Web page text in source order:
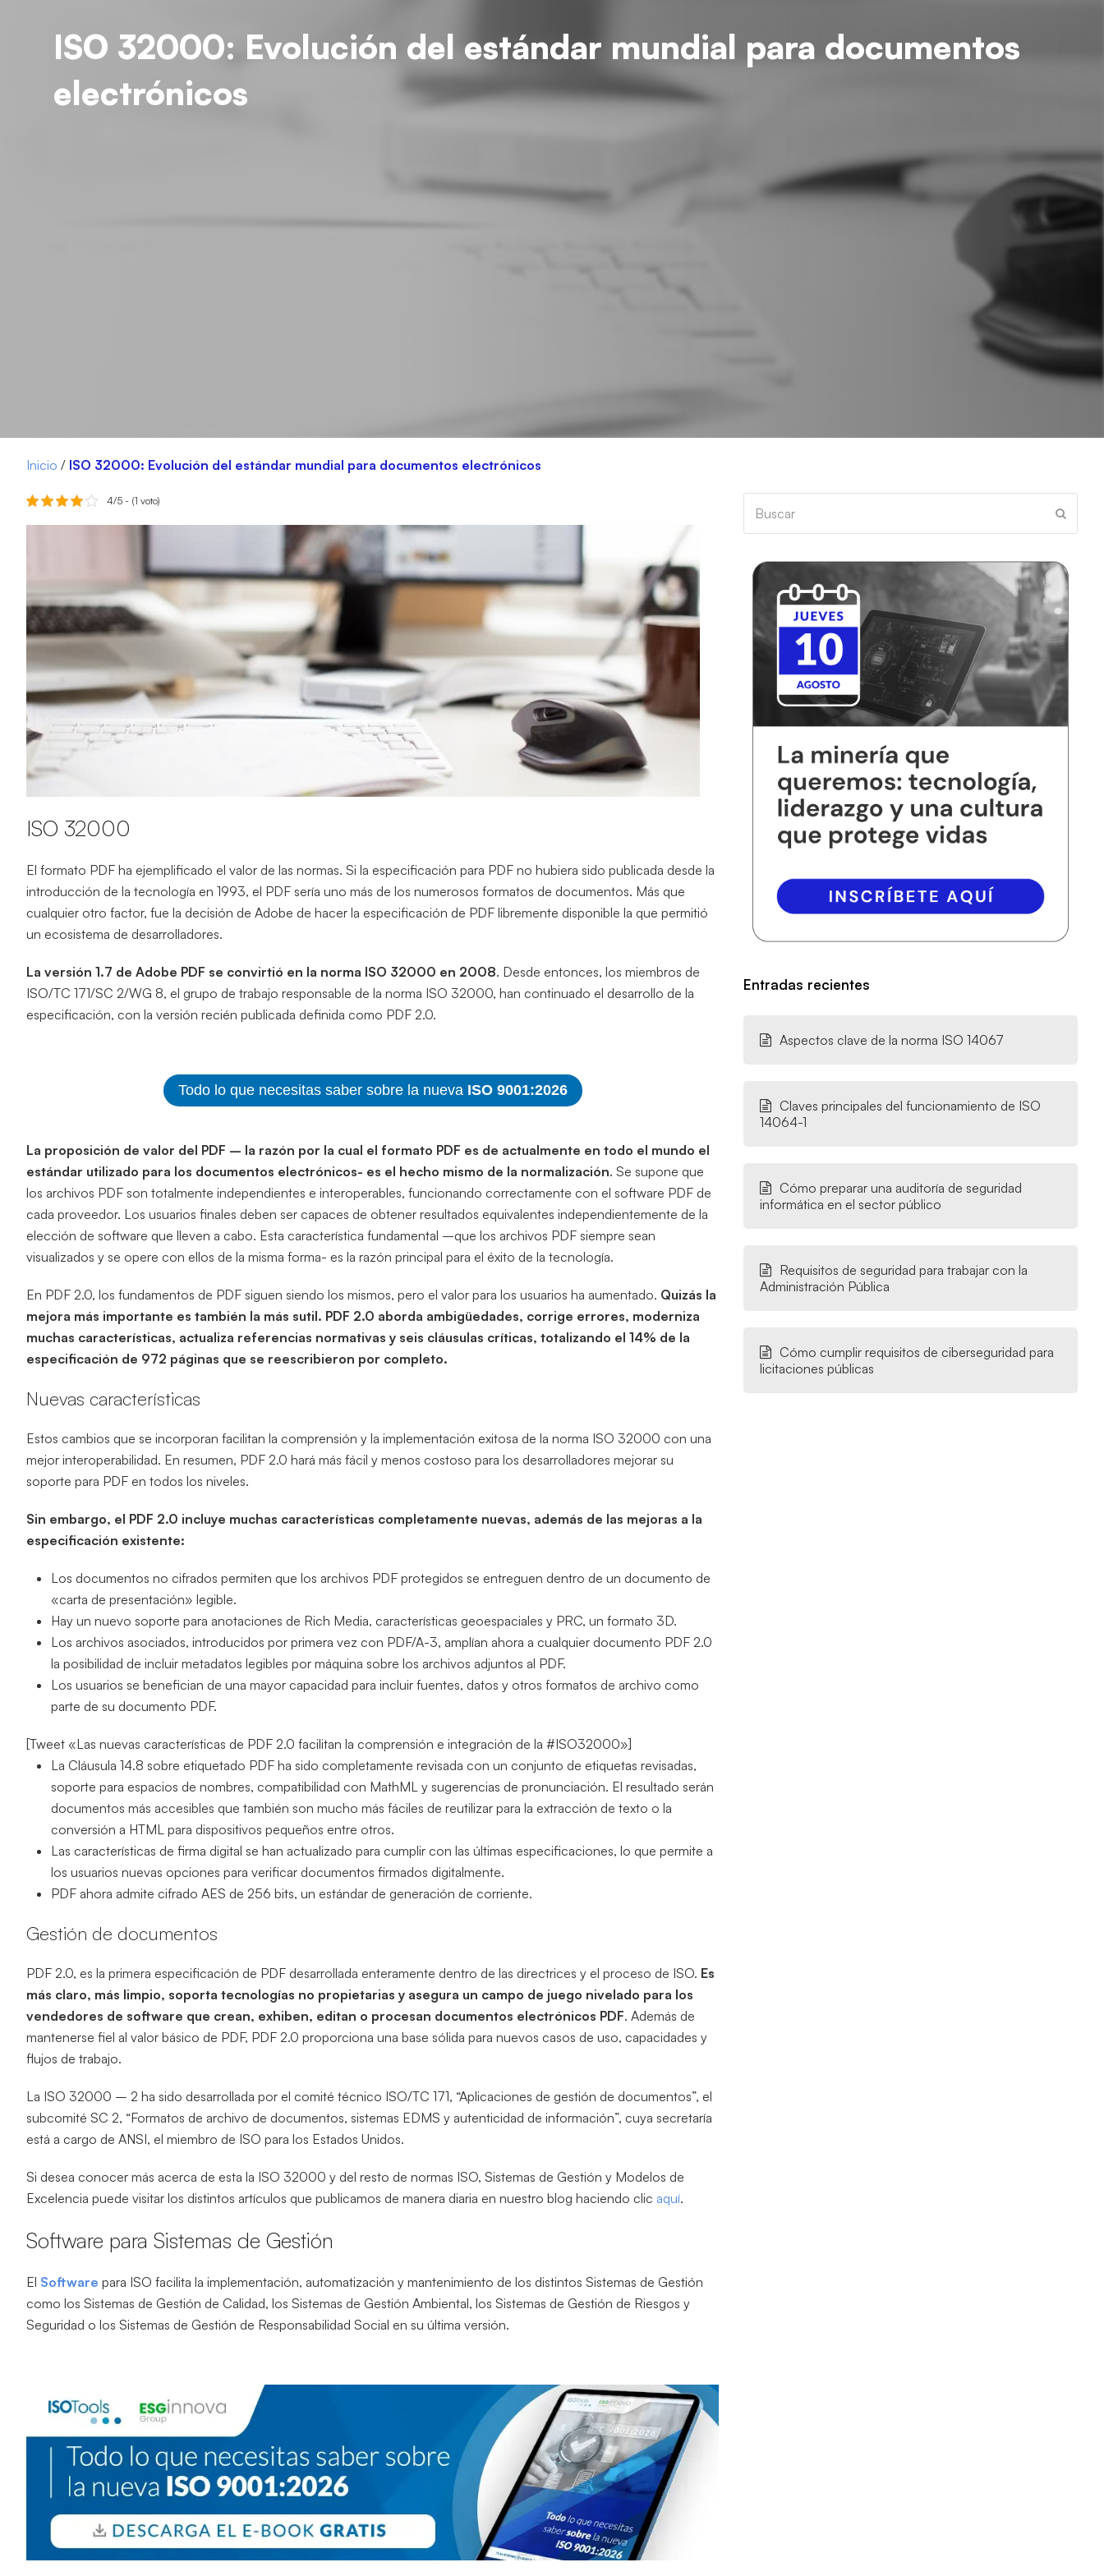
ISO 32000: Evolución del estándar mundial para documentos
electrónicos
Inicio / ISO 32000: Evolución del estándar mundial para documentos electrónicos
4/5 - (1 voto)
ISO 32000
El formato PDF ha ejemplificado el valor de las normas. Si la especificación para PDF no hubiera sido publicada desde la
introducción de la tecnología en 1993, el PDF sería uno más de los numerosos formatos de documentos. Más que
cualquier otro factor, fue la decisión de Adobe de hacer la especificación de PDF libremente disponible la que permitió
un ecosistema de desarrolladores.
La versión 1.7 de Adobe PDF se convirtió en la norma ISO 32000 en 2008. Desde entonces, los miembros de
ISO/TC 171/SC 2/WG 8, el grupo de trabajo responsable de la norma ISO 32000, han continuado el desarrollo de la
especificación, con la versión recién publicada definida como PDF 2.0.
Todo lo que necesitas saber sobre la nueva ISO 9001:2026
La proposición de valor del PDF – la razón por la cual el formato PDF es de actualmente en todo el mundo el
estándar utilizado para los documentos electrónicos- es el hecho mismo de la normalización. Se supone que
los archivos PDF son totalmente independientes e interoperables, funcionando correctamente con el software PDF de
cada proveedor. Los usuarios finales deben ser capaces de obtener resultados equivalentes independientemente de la
elección de software que lleven a cabo. Esta característica fundamental –que los archivos PDF siempre sean
visualizados y se opere con ellos de la misma forma- es la razón principal para el éxito de la tecnología.
En PDF 2.0, los fundamentos de PDF siguen siendo los mismos, pero el valor para los usuarios ha aumentado. Quizás la
mejora más importante es también la más sutil. PDF 2.0 aborda ambigüedades, corrige errores, moderniza
muchas características, actualiza referencias normativas y seis cláusulas críticas, totalizando el 14% de la
especificación de 972 páginas que se reescribieron por completo.
Nuevas características
Estos cambios que se incorporan facilitan la comprensión y la implementación exitosa de la norma ISO 32000 con una
mejor interoperabilidad. En resumen, PDF 2.0 hará más fácil y menos costoso para los desarrolladores mejorar su
soporte para PDF en todos los niveles.
Sin embargo, el PDF 2.0 incluye muchas características completamente nuevas, además de las mejoras a la
especificación existente:
Los documentos no cifrados permiten que los archivos PDF protegidos se entreguen dentro de un documento de
«carta de presentación» legible.
Hay un nuevo soporte para anotaciones de Rich Media, características geoespaciales y PRC, un formato 3D.
Los archivos asociados, introducidos por primera vez con PDF/A-3, amplían ahora a cualquier documento PDF 2.0
la posibilidad de incluir metadatos legibles por máquina sobre los archivos adjuntos al PDF.
Los usuarios se benefician de una mayor capacidad para incluir fuentes, datos y otros formatos de archivo como
parte de su documento PDF.
[Tweet «Las nuevas características de PDF 2.0 facilitan la comprensión e integración de la #ISO32000»]
La Cláusula 14.8 sobre etiquetado PDF ha sido completamente revisada con un conjunto de etiquetas revisadas,
soporte para espacios de nombres, compatibilidad con MathML y ​​sugerencias de pronunciación. El resultado serán
documentos más accesibles que también son mucho más fáciles de reutilizar para la extracción de texto o la
conversión a HTML para dispositivos pequeños entre otros.
Las características de firma digital se han actualizado para cumplir con las últimas especificaciones, lo que permite a
los usuarios nuevas opciones para verificar documentos firmados digitalmente.
PDF ahora admite cifrado AES de 256 bits, un estándar de generación de corriente.
Gestión de documentos
PDF 2.0, es la primera especificación de PDF desarrollada enteramente dentro de las directrices y el proceso de ISO. Es
más claro, más limpio, soporta tecnologías no propietarias y asegura un campo de juego nivelado para los
vendedores de software que crean, exhiben, editan o procesan documentos electrónicos PDF. Además de
mantenerse fiel al valor básico de PDF, PDF 2.0 proporciona una base sólida para nuevos casos de uso, capacidades y
flujos de trabajo.
La ISO 32000 – 2 ha sido desarrollada por el comité técnico ISO/TC 171, “Aplicaciones de gestión de documentos”, el
subcomité SC 2, “Formatos de archivo de documentos, sistemas EDMS y autenticidad de información”, cuya secretaría
está a cargo de ANSI, el miembro de ISO para los Estados Unidos.
Si desea conocer más acerca de esta la ISO 32000 y del resto de normas ISO, Sistemas de Gestión y Modelos de
Excelencia puede visitar los distintos artículos que publicamos de manera diaria en nuestro blog haciendo clic aquí.
Software para Sistemas de Gestión
El Software para ISO facilita la implementación, automatización y mantenimiento de los distintos Sistemas de Gestión
como los Sistemas de Gestión de Calidad, los Sistemas de Gestión Ambiental, los Sistemas de Gestión de Riesgos y
Seguridad o los Sistemas de Gestión de Responsabilidad Social en su última versión.
Entradas recientes
Aspectos clave de la norma ISO 14067
Claves principales del funcionamiento de ISO
14064-1
Cómo preparar una auditoría de seguridad
informática en el sector público
Requisitos de seguridad para trabajar con la
Administración Pública
Cómo cumplir requisitos de ciberseguridad para
licitaciones públicas